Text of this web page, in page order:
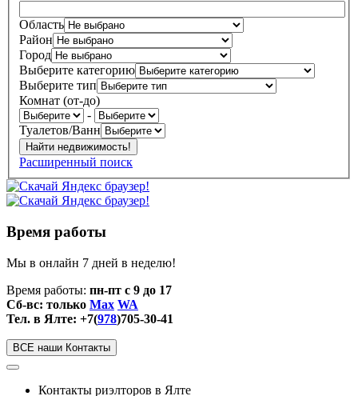
Область
Район
Город
Выберите категорию
Выберите тип
Комнат (от-до)
-
Туалетов/Ванн
Расширенный поиск
Время работы
Мы в онлайн 7 дней в неделю!
Время работы: пн-пт с 9 до 17
Сб-вс: только Max WA
Тел. в Ялте: +7(978)705-30-41
ВСЕ наши Контакты
Контакты риэлторов в Ялте